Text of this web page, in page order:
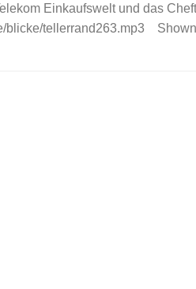
Einkaufswelt und das
blicke/tellerrand263.mp3